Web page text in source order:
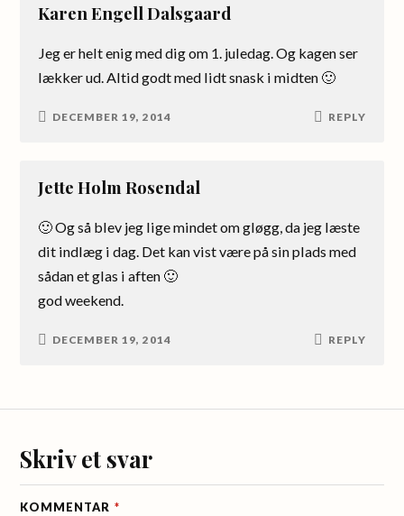
Karen Engell Dalsgaard
Jeg er helt enig med dig om 1. juledag. Og kagen ser
lækker ud. Altid godt med lidt snask i midten 🙂
DECEMBER 19, 2014 REPLY
Jette Holm Rosendal
🙂 Og så blev jeg lige mindet om gløgg, da jeg læste
dit indlæg i dag. Det kan vist være på sin plads med
sådan et glas i aften 🙂
god weekend.
DECEMBER 19, 2014 REPLY
Skriv et svar
KOMMENTAR *